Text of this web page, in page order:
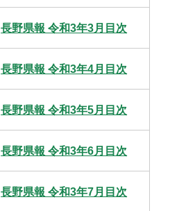
長野県報 令和3年3月目次
長野県報 令和3年4月目次
長野県報 令和3年5月目次
長野県報 令和3年6月目次
長野県報 令和3年7月目次